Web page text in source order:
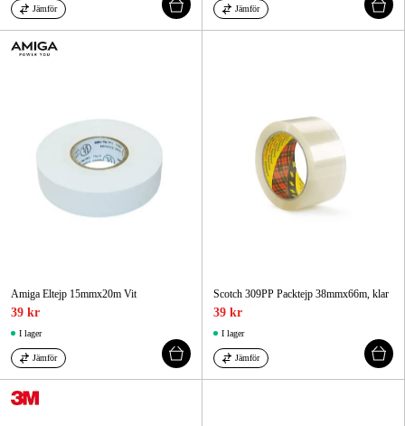
Jämför Jämför
Amiga Eltejp 15mmx20m Vit
39 kr
I lager
Jämför
Scotch 309PP Packtejp 38mmx66m, klar
39 kr
I lager
Jämför